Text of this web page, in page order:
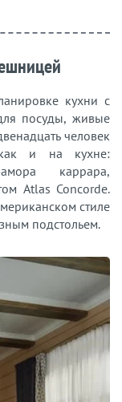
кухни с
посуды, живые
человек
и на кухне:
каррара,
Atlas Concorde.
стиле
подстольем.